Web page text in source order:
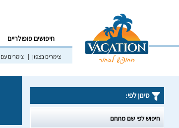
חיפושים פופולריים
צימרים בצפון צימרים
סינון לפי:
חיפוש לפי שם מתחם